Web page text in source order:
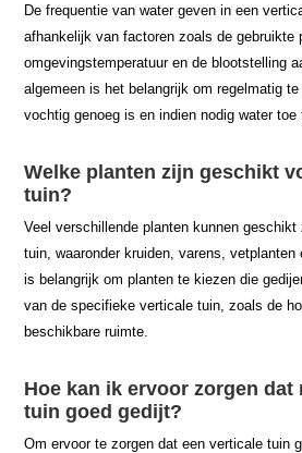
De frequentie van water geven in een
afhankelijk van factoren zoals de gebruikte
omgevingstemperatuur en de blootstelling
algemeen is het belangrijk om regelmatig
vochtig genoeg is en indien nodig water toe
Welke planten zijn geschikt
tuin?
Veel verschillende planten kunnen
tuin, waaronder kruiden, varens, vetplanten
is belangrijk om planten te kiezen die
van de specifieke verticale tuin, zoals de
beschikbare ruimte.
Hoe kan ik ervoor zorgen dat
tuin goed gedijt?
Om ervoor te zorgen dat een verticale tuin